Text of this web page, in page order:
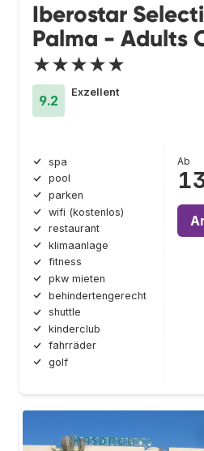
Iberostar
Palma - Adults
★★★★★
9.2
Exzellent
spa
pool
parken
wifi (kostenlos)
restaurant
klimaanlage
fitness
pkw mieten
behindertengerecht
shuttle
kinderclub
fahrräder
golf
Ab